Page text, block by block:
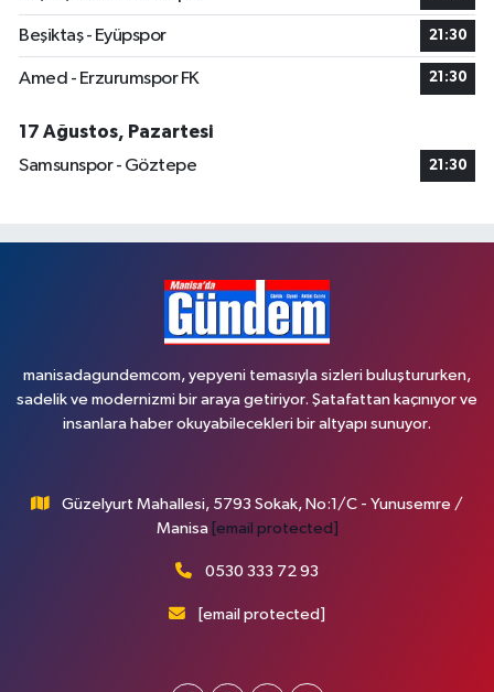
Beşiktaş - Eyüpspor 21:30
Amed - Erzurumspor FK 21:30
17 Ağustos, Pazartesi
Samsunspor - Göztepe
21:30
manisadagundemcom, yepyeni temasıyla sizleri buluştururken,
sadelik ve modernizmi bir araya getiriyor. Şatafattan kaçınıyor ve
insanlara haber okuyabilecekleri bir altyapı sunuyor.
Güzelyurt Mahallesi, 5793 Sokak, No:1/C - Yunusemre /
Manisa [email protected]
0530 333 72 93
[email protected]